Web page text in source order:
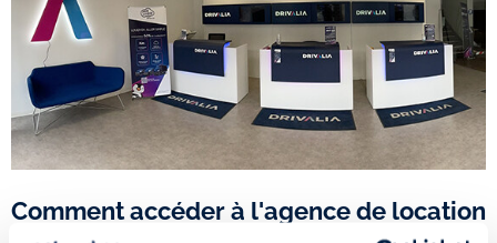
Comment accéder à l'agence de location